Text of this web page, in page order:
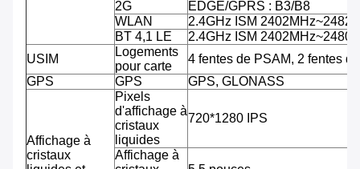
2G
EDGE/GPRS : B3/B8
WLAN
2.4GHz ISM
BT 4,1 LE
2.4GHz ISM
USIM
Logements
pour carte
4 fentes de PSAM, 2 fentes
GPS
GPS GPS, GLONASS
Affichage à
cristaux
Pixels
d'affichage à
cristaux
liquides
720*1280 IPS
Affichage à